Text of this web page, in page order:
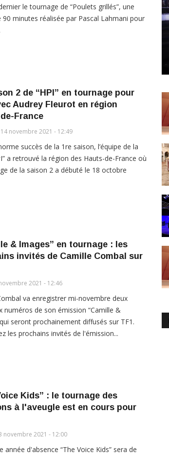
le tournage de “Poulets grillés”, une
90 minutes réalisée par Pascal Lahmani pour
2 de “HPI” en tournage pour
Audrey Fleurot en région
France
novembre 2021 - 12:49
succès de la 1re saison, l’équipe de la
a retrouvé la région des Hauts-de-France où
de la saison 2 a débuté le 18 octobre
& Images” en tournage : les
invités de Camille Combal sur
2021 - 12:46
va enregistrer mi-novembre deux
numéros de son émission “Camille &
seront prochainement diffusés sur TF1.
les prochains invités de l'émission...
Kids” : le tournage des
à l'aveugle est en cours pour
novembre 2021 - 12:00
année d'absence “The Voice Kids” sera de